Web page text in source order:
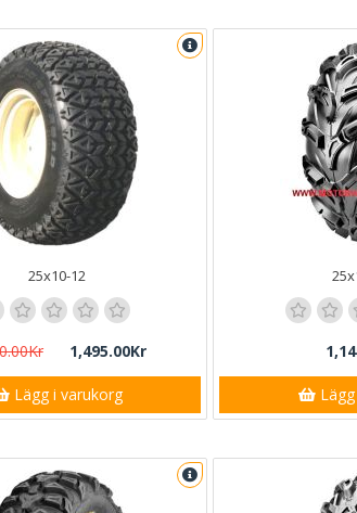
25x10-12
1,495.00Kr
Lägg i varukorg